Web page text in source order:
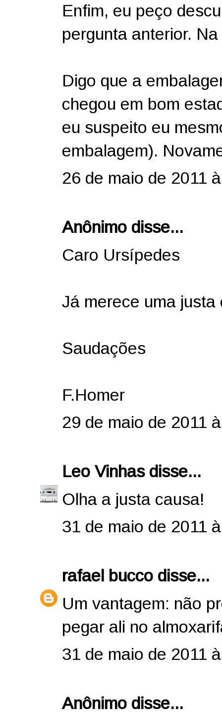
Enfim, eu peço
pergunta anterior.
Digo que a
chegou em bom
eu suspeito eu
embalagem).
26 de maio de 2011
Anônimo disse...
Caro Ursípedes
Já merece uma justa
Saudações
F.Homer
29 de maio de 2011
Leo Vinhasdisse...
Olha a justa causa!
31 de maio de 2011
rafael bucco disse...
Um vantagem: não
pegar ali no
31 de maio de 2011
Anônimo disse...